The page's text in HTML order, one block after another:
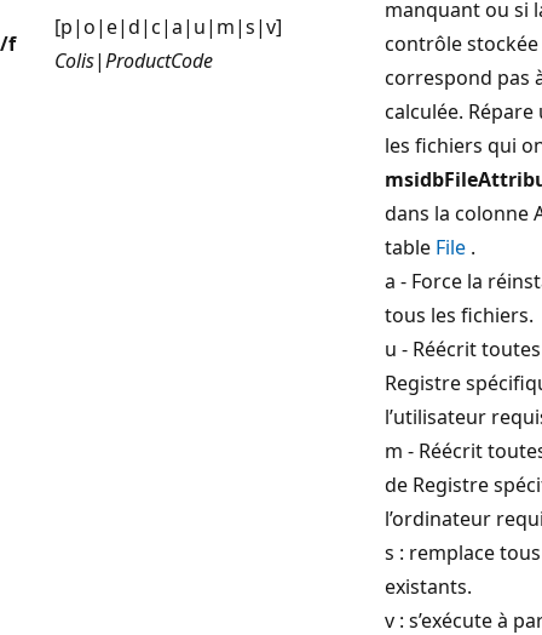
/f
[p|o|e|d|c|a|u|m|s|v]
Colis|ProductCode
manquant ou si
contrôle stockée
correspond pas
calculée.
les fichiers qui
dans la colonne
table File .
a - Force la
tous les fichiers.
u - Réécrit
Registre
l’utilisateur
m - Réécrit
de Registre
l’ordinateur
s : remplace
existants.
v : s’exécute à